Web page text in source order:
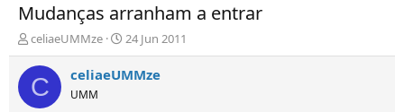
Mudanças arranham a entrar
I
n
i
c
i
celiaeUMMze
D
a
t
24 Jun 2011
C celiaeUMMze
UMM